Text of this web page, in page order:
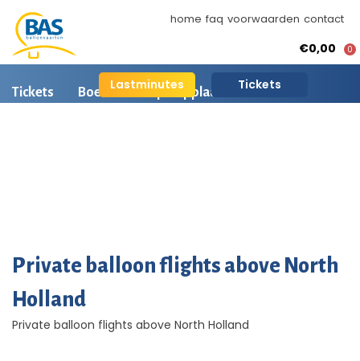
home faq voorwaarden contact
Lastminutes Tickets
€0,00 0
Tickets Boeken Opstapplaatsen
Private balloon flights above North
Holland
Private balloon flights above North Holland